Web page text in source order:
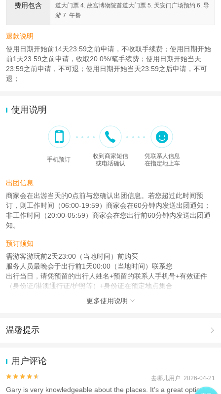
费用包含
道大门票 4. 故宫博物院首道大门票 5. 天安门广场预约 6. 导
游 7. 午餐
退款说明
使用日期开始前14天23:59之前申请，不收取手续费；使用日期开始
前1天23:59之前申请，收取20.0%/笔手续费；使用日期开始当天
23:59之前申请，不可退；使用日期开始当天23:59之后申请，不可
退；
使用说明
手机预订
收到商家短信
或电话确认
凭联系人信息
在指定地上车
出团信息
商家会在出游当天的0点前与您确认出团信息。若您超过此时间预
订，则工作时间（06:00-19:59）商家会在60分钟内发送出团通知；
非工作时间（20:00-05:59）商家会在您出行前60分钟内发送出团通
知。
预订须知
需游客游玩前2天23:00（当地时间）前购买
服务人员最晚会于出行前1天00:00（当地时间）联系您
出行当日，请凭预留的出行人姓名+预留的联系人手机号+有效证件
（身份证/港澳通行证/护照等）+身份证在预定地点集合
查看特许经营许可证信息
更多使用说明 
温馨提示 
动（如跳伞、潜水、滑雪等）前，请务必仔细阅读
2.为普及旅游安全知识及旅游文明公约，使您的旅程顺利圆满完成，
特制定《去哪儿网旅游安全手册》 ，请您认真阅读并切实遵守。
用户评论

 去哪儿用户 2026-04-21
Gary is very knowledgeable about the places. It’s a great option